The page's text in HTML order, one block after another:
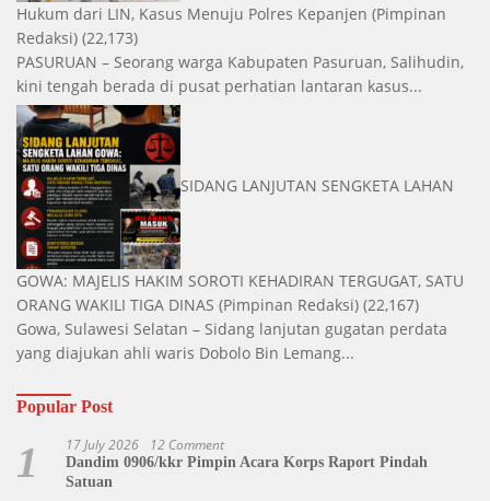
Hukum dari LIN, Kasus Menuju Polres Kepanjen (Pimpinan
Redaksi) (22,173)
PASURUAN – Seorang warga Kabupaten Pasuruan, Salihudin,
kini tengah berada di pusat perhatian lantaran kasus...
SIDANG LANJUTAN SENGKETA LAHAN
GOWA: MAJELIS HAKIM SOROTI KEHADIRAN TERGUGAT, SATU
ORANG WAKILI TIGA DINAS (Pimpinan Redaksi) (22,167)
Gowa, Sulawesi Selatan – Sidang lanjutan gugatan perdata
yang diajukan ahli waris Dobolo Bin Lemang...
Popular Post
1 17 July 2026 12 Comment
Dandim 0906/kkr Pimpin Acara Korps Raport Pindah
Satuan